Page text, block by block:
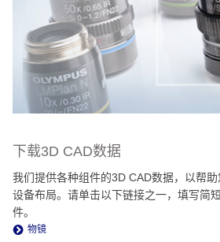
下载3D CAD数据
我们提供各种组件的3D CAD数据，以帮
设备布局。请单击以下链接之一，填写简
件。
物镜